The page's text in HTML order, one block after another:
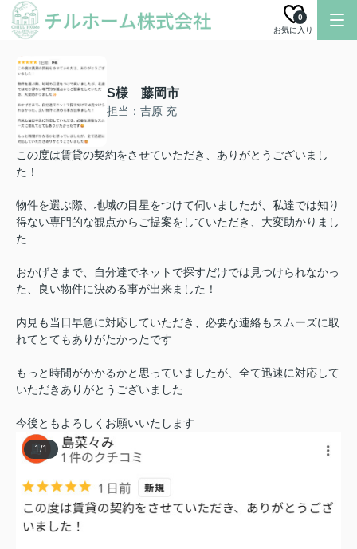
お気に入り
0
S様 藤岡市
担当：吉原 充
この度は賃貸の契約をさせていただき、ありがとうございまし
た！
物件を選ぶ際、地域の目星をつけて伺いましたが、私達では知り
得ない専門的な観点からご提案をしていただき、大変助かりまし
た
おかげさまで、自分達でネットで探すだけでは見つけられなかっ
た、良い物件に決める事が出来ました！
内見も当日早急に対応していただき、必要な連絡もスムーズに取
れてとてもありがたかったです
もっと時間がかかるかと思っていましたが、全て迅速に対応して
いただきありがとうございました
今後ともよろしくお願いいたします
1/1